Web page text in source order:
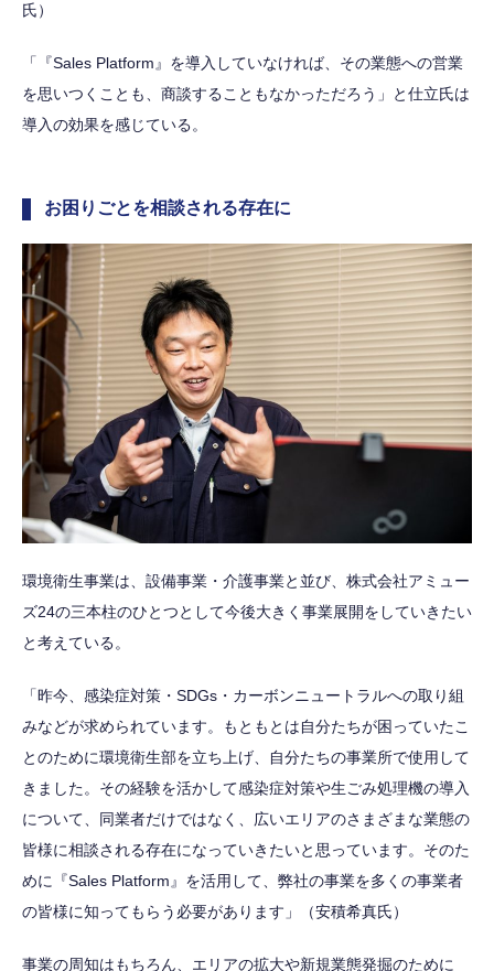
氏）
「『Sales Platform』を導入していなければ、その業態への営業
を思いつくことも、商談することもなかっただろう」と仕立氏は
導入の効果を感じている。
お困りごとを相談される存在に
環境衛生事業は、設備事業・介護事業と並び、株式会社アミュー
ズ24の三本柱のひとつとして今後大きく事業展開をしていきたい
と考えている。
「昨今、感染症対策・SDGs・カーボンニュートラルへの取り組
みなどが求められています。もともとは自分たちが困っていたこ
とのために環境衛生部を立ち上げ、自分たちの事業所で使用して
きました。その経験を活かして感染症対策や生ごみ処理機の導入
について、同業者だけではなく、広いエリアのさまざまな業態の
皆様に相談される存在になっていきたいと思っています。そのた
めに『Sales Platform』を活用して、弊社の事業を多くの事業者
の皆様に知ってもらう必要があります」（安積希真氏）
事業の周知はもちろん、エリアの拡大や新規業態発掘のために